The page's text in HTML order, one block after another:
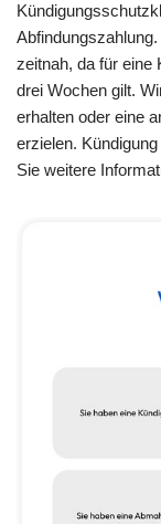
zeitnah, da für eine
drei Wochen gilt.
erhalten oder eine
erzielen.
Sie weitere